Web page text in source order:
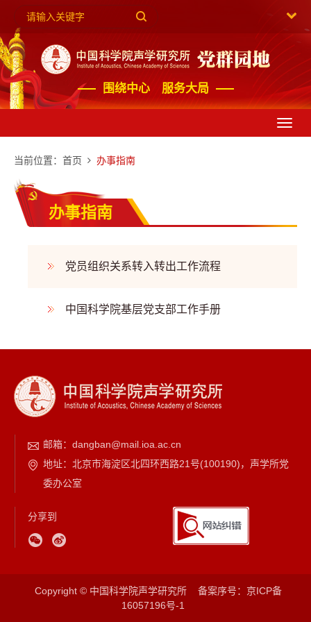
围绕中心 服务大局
当前位置： 首页 办事指南
办事指南
党员组织关系转入转出工作流程
中国科学院基层党支部工作手册
邮箱： dangban@mail.ioa.ac.cn
地址：北京市海淀区北四环西路21号(100190)，声学所党
委办公室
分享到
Copyright © 中国科学院声学研究所 备案序号： 京ICP备
16057196号-1